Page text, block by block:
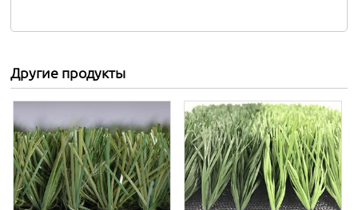
Другие продукты